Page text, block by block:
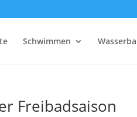
Schwimmen
Freibadsaison